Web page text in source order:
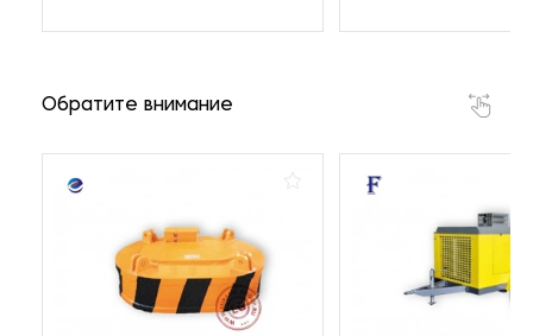
Обратите внимание